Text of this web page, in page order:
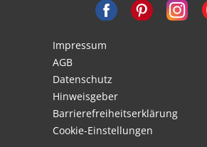
Impressum
AGB
Datenschutz
Hinweisgeber
Barrierefreiheitserklärung
Cookie-Einstellungen